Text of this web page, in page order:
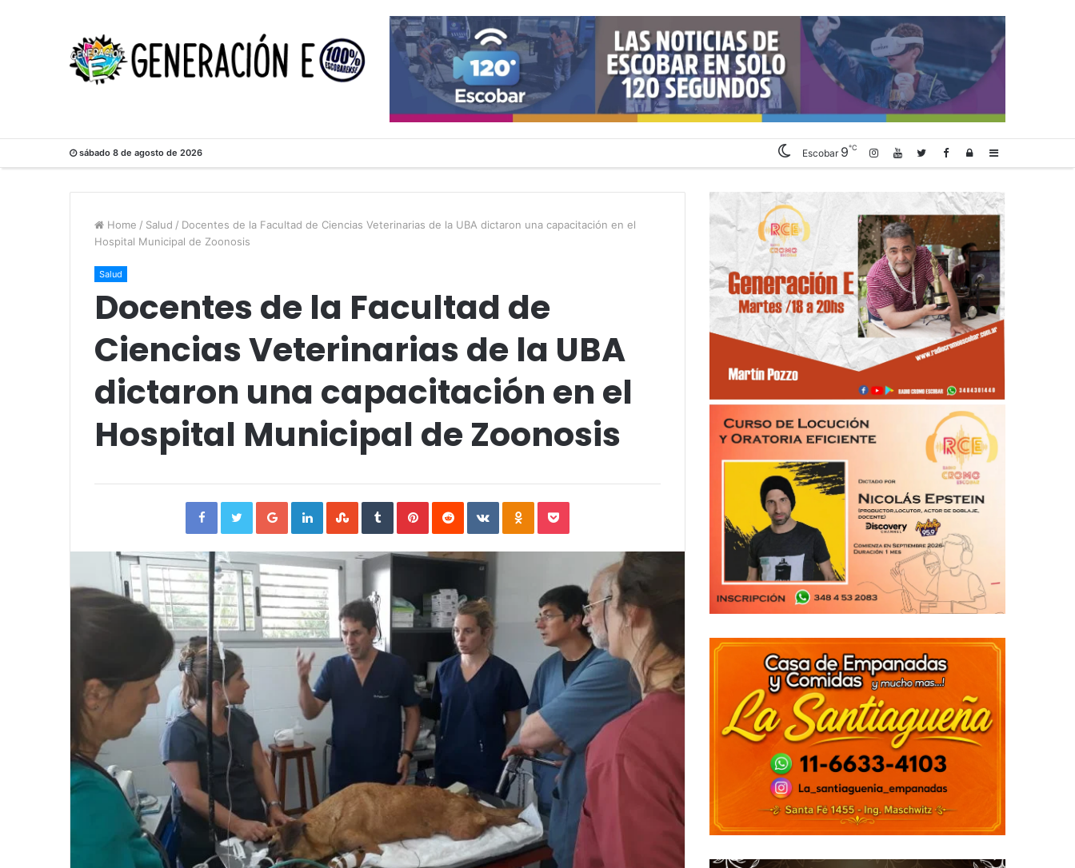
sábado 8 de agosto de 2026 Sidebar
Log
Escobar 9℃
Home / Salud / Docentes de la Facultad de Ciencias Veterinarias de la UBA dictaron una capacitación en el
Hospital Municipal de Zoonosis
Salud
Docentes de la Facultad de
Ciencias Veterinarias de la UBA
dictaron una capacitación en el
Hospital Municipal de Zoonosis
FacebookTwitterGoogle+LinkedInStumbleUpon
TumblrPinterestReddit VKontakteOdnoklassniki
Pocket